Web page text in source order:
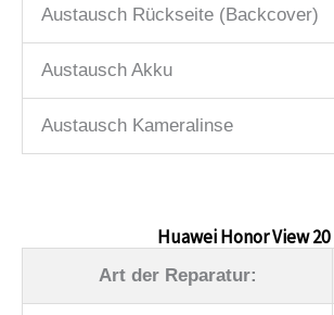
Austausch Rückseite (Backcover)
Austausch Akku
Austausch Kameralinse
Huawei Honor View 20
Art der Reparatur: